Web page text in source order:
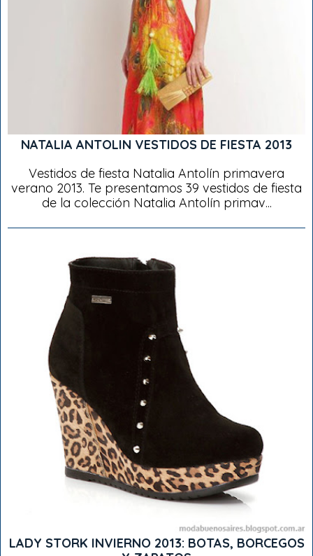
NATALIA ANTOLIN VESTIDOS DE FIESTA 2013
Vestidos de fiesta Natalia Antolín primavera
verano 2013. Te presentamos 39 vestidos de fiesta
de la colección Natalia Antolín primav...
LADY STORK INVIERNO 2013: BOTAS, BORCEGOS